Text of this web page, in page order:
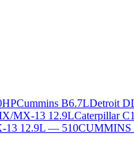
Cummins B6.7LDetroit
MX-13 12.9LCaterpillar
13 12.9L — 510